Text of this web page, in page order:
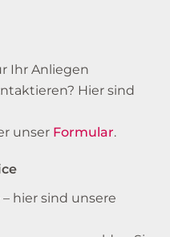
Ihr Anliegen
Hier sind
unser Formular.
hier sind unsere